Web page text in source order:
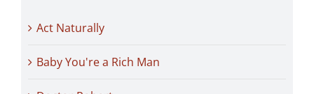
Act Naturally
Baby You're a Rich Man